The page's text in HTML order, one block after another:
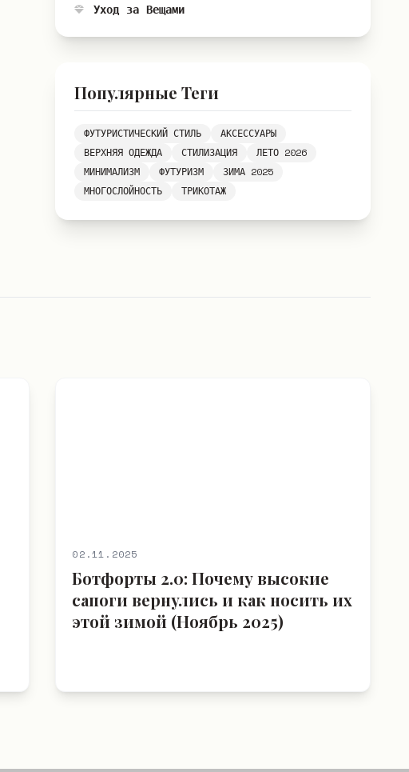
Уход за Вещами
Популярные Теги
ФУТУРИСТИЧЕСКИЙ СТИЛЬ
АКСЕССУАРЫ
ВЕРХНЯЯ ОДЕЖДА
СТИЛИЗАЦИЯ
ЛЕТО 2026
МИНИМАЛИЗМ
ФУТУРИЗМ
ЗИМА 2025
МНОГОСЛОЙНОСТЬ
ТРИКОТАЖ
02.11.2025
Ботфорты 2.0: Почему высокие
сапоги вернулись и как носить их
этой зимой (Ноябрь 2025)